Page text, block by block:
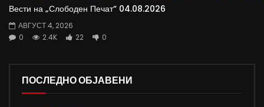
Вести на „Слободен Печат“ 04.08.2026
АВГУСТ 4, 2026
0
2.4K 22 0
ПОСЛЕДНО ОБЈАВЕНИ